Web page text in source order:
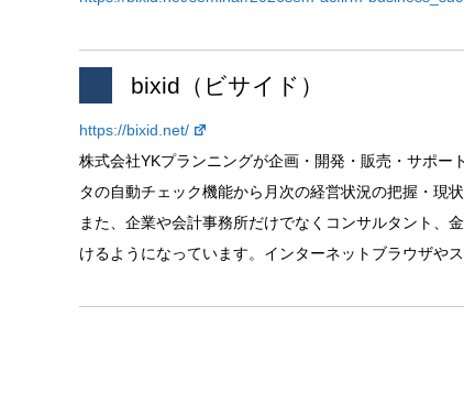
bixid（ビサイド）
https://bixid.net/
株式会社YKプランニングが企画・開発・販売・サポ
タの自動チェック機能から月次の経営状況の把握・現
また、企業や会計事務所だけでなくコンサルタント、
けるようになっています。インターネットブラウザや